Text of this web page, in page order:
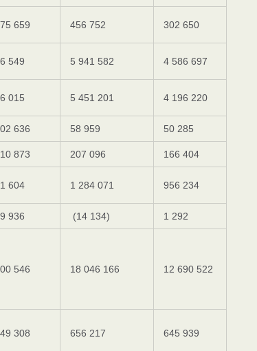
659 456 752 302 650
549 5 941 582 4 586 697
015 5 451 201 4 196 220
636 58 959 50 285
873 207 096 166 404
604 1 284 071 956 234
936 (14 134) 1 292
546 18 046 166 12 690 522
308 656 217 645 939